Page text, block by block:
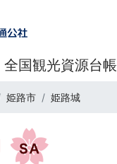
全国観光資源台帳
姫路市 姫路城